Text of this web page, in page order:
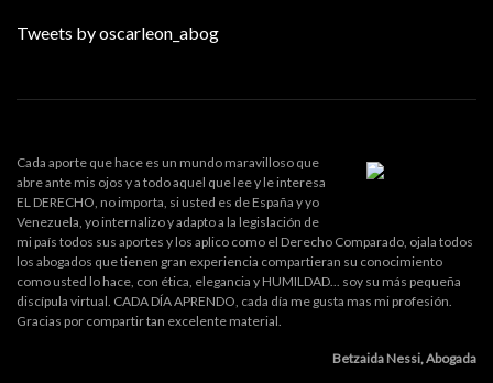
Tweets by oscarleon_abog
Cada aporte que hace es un mundo maravilloso que
abre ante mis ojos y a todo aquel que lee y le interesa
EL DERECHO, no importa, si usted es de España y yo
Venezuela, yo internalizo y adapto a la legislación de
mi país todos sus aportes y los aplico como el Derecho Comparado, ojala todos
los abogados que tienen gran experiencia compartieran su conocimiento
como usted lo hace, con ética, elegancia y HUMILDAD... soy su más pequeña
discípula virtual. CADA DÍA APRENDO, cada día me gusta mas mi profesión.
Gracias por compartir tan excelente material.
Betzaida Nessi, Abogada